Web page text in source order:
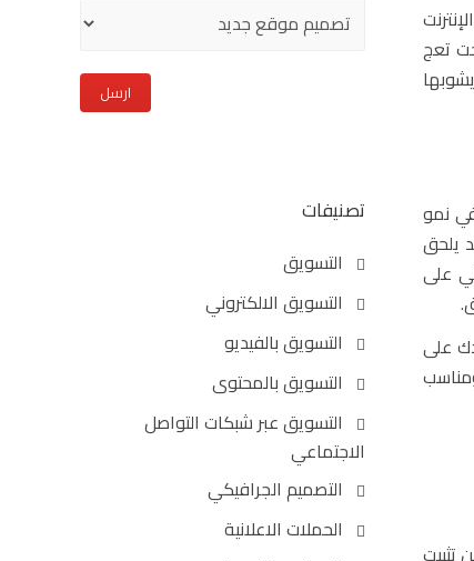
تعج
نمو
يلحق
على
على
تثبيت
تصنيفات
التسويق
التسويق الالكتروني
التسويق بالفيديو
التسويق بالمحتوى
التسويق عبر شبكات التواصل
الاجتماعي
التصميم الجرافيكي
الحملات الاعلانية